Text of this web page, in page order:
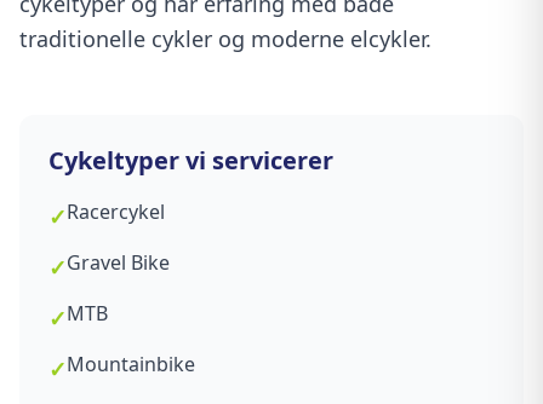
traditionelle cykler og moderne elcykler.
Cykeltyper vi servicerer
✓Racercykel
✓Gravel Bike
✓MTB
✓Mountainbike